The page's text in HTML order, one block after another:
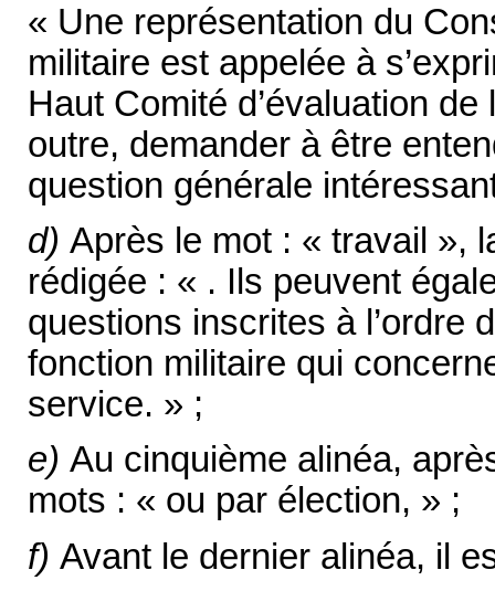
« Une représentation du
militaire est appelée à
Haut Comité d’évaluation
outre, demander à être
question générale
d) Après le mot : « travail »,
rédigée : « . Ils peuvent
questions inscrites à l’ordre
fonction militaire qui
service. » ;
e) Au cinquième alinéa,
mots : « ou par élection, » ;
f) Avant le dernier alinéa, il